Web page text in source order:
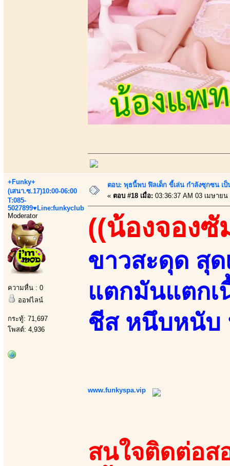
+Funky+
(เสนา.ซ.17)10:00-06:00
T:085-
5027899♥Line:funkyclub
Moderator
ความหื่น : 0
ออฟไลน์
กระทู้: 71,697
โพสต์: 4,936
ตอบ: พุธนี้พบ ฟิลเด็ก ขี้เล่น กำลังซุกซน เ
« ตอบ #18 เมื่อ: 03:36:37 AM 03 เมษายน
((น้องจองซั
ขาวสะดุด สุด
แตกมันแตกเ
ชีส หนึบหนับ
www.funkyspa.vip
สนใจติดต่อส